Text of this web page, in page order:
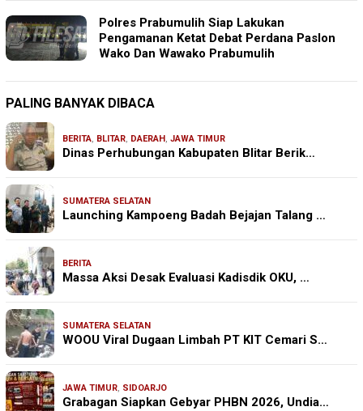
Polres Prabumulih Siap Lakukan
Pengamanan Ketat Debat Perdana Paslon
Wako Dan Wawako Prabumulih
PALING BANYAK DIBACA
BERITA, BLITAR, DAERAH , JAWA TIMUR
Dinas Perhubungan Kabupaten Blitar Berik…
SUMATERA SELATAN
Launching Kampoeng Badah Bejajan Talang …
BERITA
Massa Aksi Desak Evaluasi Kadisdik OKU, …
SUMATERA SELATAN
WOOU Viral Dugaan Limbah PT KIT Cemari S…
JAWA TIMUR, SIDOARJO
Grabagan Siapkan Gebyar PHBN 2026, Undia…